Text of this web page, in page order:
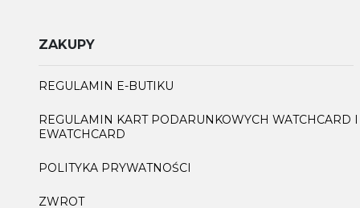
ZAKUPY
REGULAMIN E-BUTIKU
REGULAMIN KART PODARUNKOWYCH WATCHCARD I
EWATCHCARD
POLITYKA PRYWATNOŚCI
ZWROT